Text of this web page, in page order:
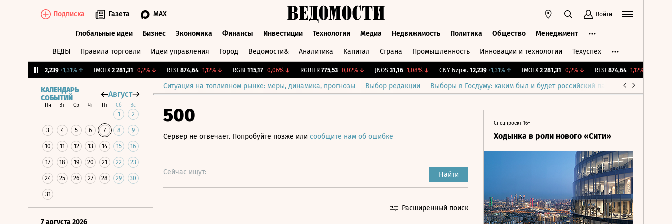
Подписка Газета MAX Войти
Глобальные идеи Бизнес Экономика Финансы Инвестиции Технологии Медиа Недвижимость Политика Общество Менеджмент
ВЕДЫ Правила торговли Идеи управления Город Ведомости& Аналитика Капитал Страна Промышленность Инновации и технологии Техуспех
12,239 +1,31%↑ IMOEX 2 281,31 -0,2%↓ RTSI 874,64 -1,12% ↓ RGBI 115,17 -0,06%↓ RGBITR 775,53 -0,02%↓ JNOS 31,16 -1,08% ↓ CNY Бирж. 12,239 +1,31%↑ IMOEX 2 281,31 -0,2%↓ RTSI 874,64 -1,12% ↓
Ситуация на топливном рынке: меры, динамика, прогнозы Выбор редакции Выборы в Госдуму: каким был и будет российский парламент
КАЛЕНДАРЬ
СОБЫТИЙ
Август
Пн Вт Ср Чт Пт Сб Вс
1 2
3 4 5 6 7 8 9
10 11 12 13 14 15 16
17 18 19 20 21 22 23
24 25 26 27 28 29 30
31
7 августа 2026
500
Сервер не отвечает. Попробуйте позже или сообщите нам об ошибке
Сейчас ищут: Найти
Расширенный поиск
Спецпроект 16+
Ходынка в роли нового «Сити»